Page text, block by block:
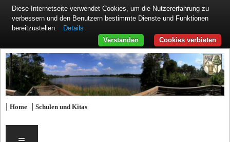
|Home |Schulen und Kitas
Diese Internetseite verwendet Cookies, um die Nutzererfahrung zu
verbessern und den Benutzern bestimmte Dienste und Funktionen
bereitzustellen.
Details
Cookies verbieten
Verstanden